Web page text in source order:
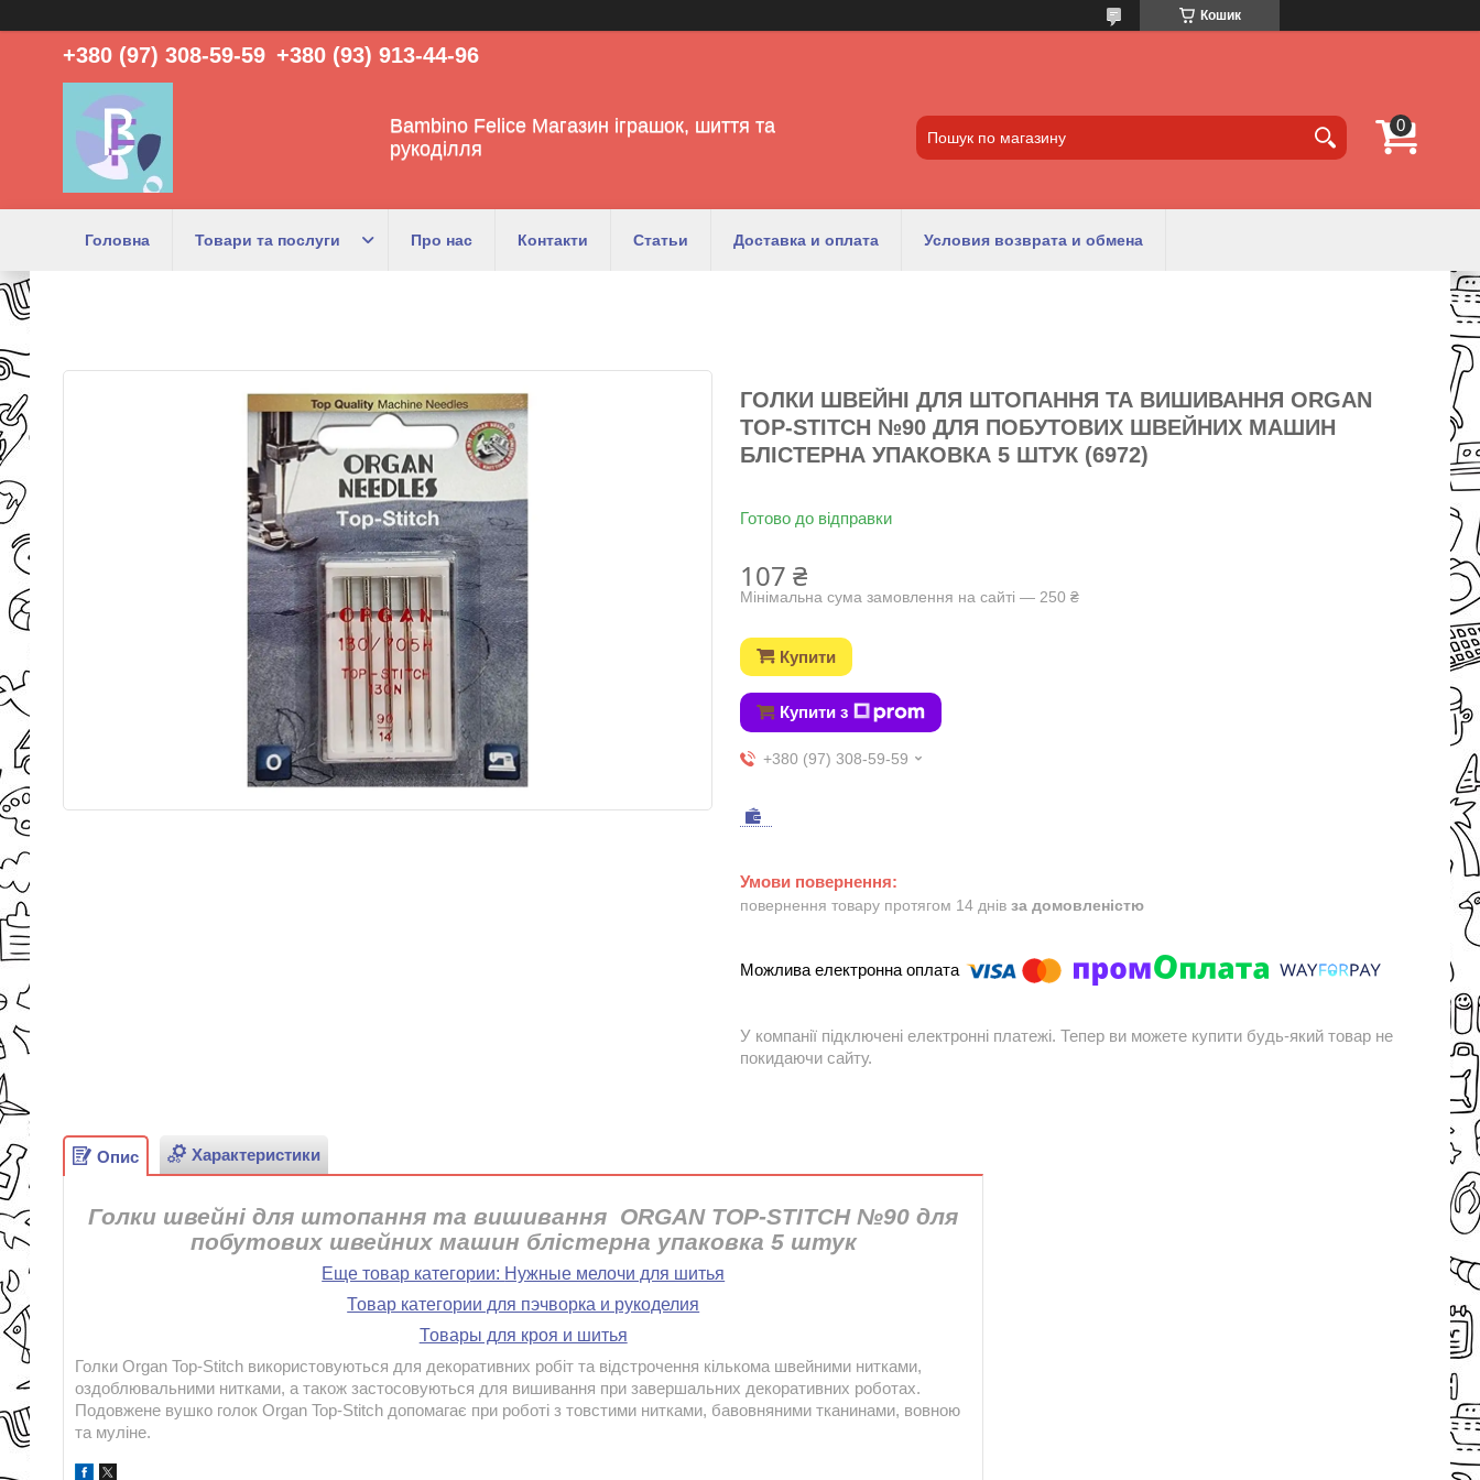
Кошик
+380 (97) 308-59-59 +380 (93) 913-44-96
Bambino Felice Магазин іграшок, шиття та
рукоділля
Головна Товари та послуги Про нас Контакти Статьи Доставка и оплата Условия возврата и обмена
ГОЛКИ ШВЕЙНІ ДЛЯ ШТОПАННЯ ТА ВИШИВАННЯ ORGAN
TOP-STITCH №90 ДЛЯ ПОБУТОВИХ ШВЕЙНИХ МАШИН
БЛІСТЕРНА УПАКОВКА 5 ШТУК (6972)
Готово до відправки
107 ₴
Мінімальна сума замовлення на сайті — 250 ₴
Купити
Купити з
+380 (97) 308-59-59
повернення товару протягом 14 днів за домовленістю
У компанії підключені електронні платежі. Тепер ви можете купити будь-який товар не
покидаючи сайту.
Опис Характеристики
Голки швейні для штопання та вишивання ORGAN TOP-STITCH №90для
побутових швейних машин блістерна упаковка 5 штук
Еще товар категории: Нужные мелочи для шитья
Товар категории для пэчворка и рукоделия
Товары для кроя и шитья
Голки Organ Top-Stitch використовуються для декоративних робіт та відстрочення кількома швейними нитками,
оздоблювальними нитками, а також застосовуються для вишивання при завершальних декоративних роботах.
Подовжене вушко голок Organ Top-Stitch допомагає при роботі з товстими нитками, бавовняними тканинами, вовною
та муліне.